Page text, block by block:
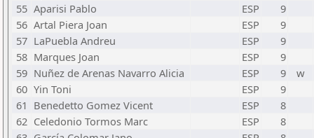
55 Aparisi Pablo ESP
9
56 Artal Piera Joan ESP
9
57 LaPuebla Andreu ESP
9
58 Marques Joan ESP
9
59 Nuñez de Arenas Navarro Alicia ESP 9
w
60 Yin Toni ESP
9
61 Benedetto Gomez Vicent ESP
8
62 Celedonio Tormos Marc ESP
8